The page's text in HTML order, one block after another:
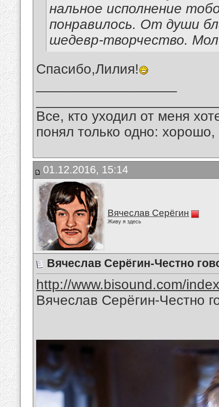
нальное исполнение
понравилось. От души
шедевр-творчество.
Спасибо,Лилия!
Все, кто уходил от меня
понял только одно:
01.12.2016, 15:14
Вячеслав Серёгин
Живу я здесь
Вячеслав Серёгин-Честно
http://www.bisound.com/
Вячеслав Серёгин-Честно